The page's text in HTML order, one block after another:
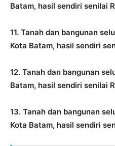
Batam, hasil sendiri senilai
11. Tanah dan bangunan
Kota Batam, hasil sendiri
12. Tanah dan bangunan
Batam, hasil sendiri senilai
13. Tanah dan bangunan
Kota Batam, hasil sendiri